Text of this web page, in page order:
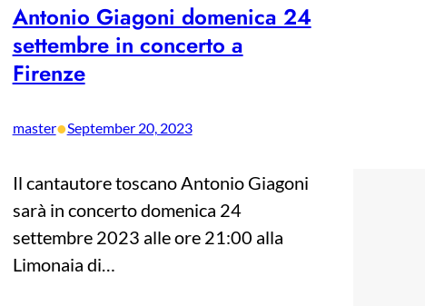
Antonio Giagoni domenica 24
settembre in concerto a
Firenze
master•September 20, 2023
Il cantautore toscano Antonio Giagoni
sarà in concerto domenica 24
settembre 2023 alle ore 21:00 alla
Limonaia di…